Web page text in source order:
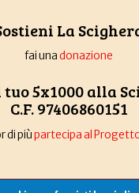
La
fai unadonazione
5x1000 alla
C.F. 97406860151
di piùpartecipa al